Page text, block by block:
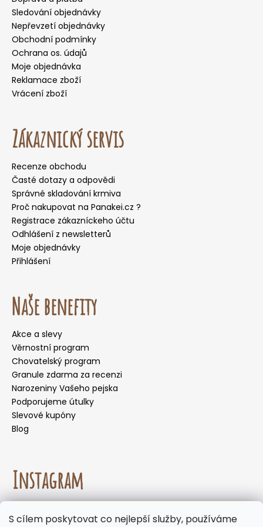
S cílem poskytovat co nejlepší služby, používáme
měsíců nedoporučujeme volit doručení do
Sledování objednávky
Nepřevzetí objednávky
Obchodní podmínky
Ochrana os. údajů
Moje objednávka
Reklamace zboží
Vrácení zboží
Zákaznický servis
Recenze obchodu
Časté dotazy a odpovědi
Správné skladování krmiva
Proč nakupovat na Panakei.cz ?
Registrace zákazníckeho účtu
Odhlášení z newsletterů
Moje objednávky
Přihlášení
Naše benefity
Akce a slevy
Věrnostní program
Chovatelský program
Granule zdarma za recenzi
Narozeniny Vašeho pejska
Podporujeme útulky
Slevové kupóny
Blog
Instagram